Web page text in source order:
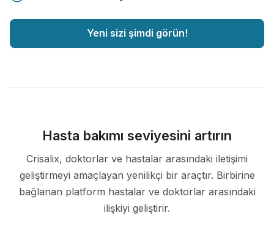
Yeni sizi şimdi görün!
Hasta bakımı seviyesini artırın
Crisalix, doktorlar ve hastalar arasındaki iletişimi
geliştirmeyi amaçlayan yenilikçi bir araçtır. Birbirine
bağlanan platform hastalar ve doktorlar arasındaki
ilişkiyi geliştirir.